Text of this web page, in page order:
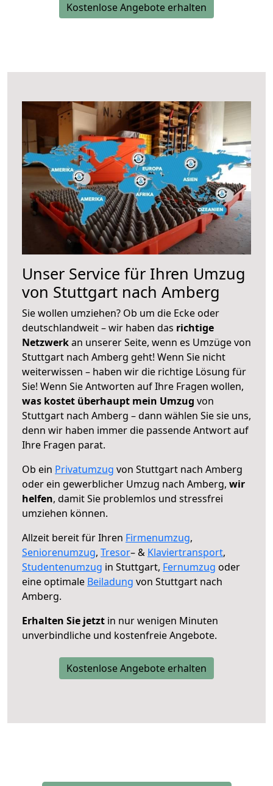
Kostenlose Angebote erhalten
Unser Service für Ihren Umzug
von Stuttgart nach Amberg
Sie wollen umziehen? Ob um die Ecke oder
deutschlandweit – wir haben das richtige
Netzwerkan unserer Seite, wenn es Umzüge von
Stuttgart nach Amberg geht! Wenn Sie nicht
weiterwissen – haben wir die richtige Lösung für
Sie! Wenn Sie Antworten auf Ihre Fragen wollen,
was kostet überhaupt mein Umzug von
Stuttgart nach Amberg – dann wählen Sie sie uns,
denn wir haben immer die passende Antwort auf
Ihre Fragen parat.
Ob ein Privatumzug von Stuttgart nach Amberg
oder ein gewerblicher Umzug nach Amberg, wir
helfen, damit Sie problemlos und stressfrei
umziehen können.
Allzeit bereit für Ihren Firmenumzug,
Seniorenumzug, Tresor– & Klaviertransport,
Studentenumzug in Stuttgart, Fernumzug oder
eine optimale Beiladung von Stuttgart nach
Amberg.
Erhalten Sie jetzt in nur wenigen Minuten
unverbindliche und kostenfreie Angebote.
Kostenlose Angebote erhalten